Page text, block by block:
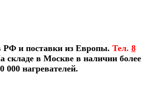
РФ и поставки из Европы. Тел. 8
складе в Москве в наличии более
000 нагревателей.